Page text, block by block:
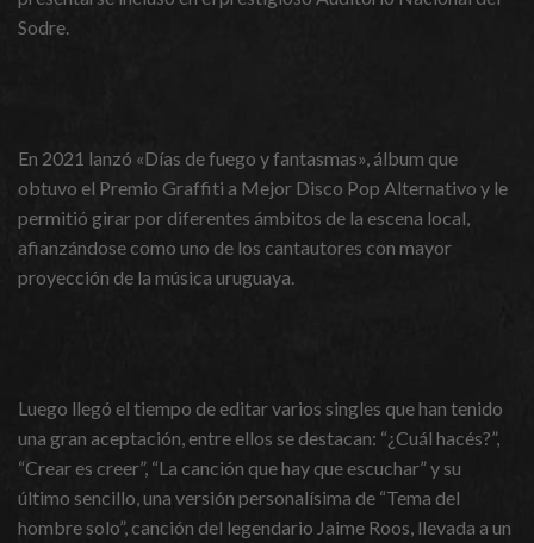
Sodre.
En 2021 lanzó «Días de fuego y fantasmas», álbum que
obtuvo el Premio Graffiti a Mejor Disco Pop Alternativo y le
permitió girar por diferentes ámbitos de la escena local,
afianzándose como uno de los cantautores con mayor
proyección de la música uruguaya.
Luego llegó el tiempo de editar varios singles que han tenido
una gran aceptación, entre ellos se destacan: “¿Cuál hacés?”,
“Crear es creer”, “La canción que hay que escuchar” y su
último sencillo, una versión personalísima de “Tema del
hombre solo”, canción del legendario Jaime Roos, llevada a un